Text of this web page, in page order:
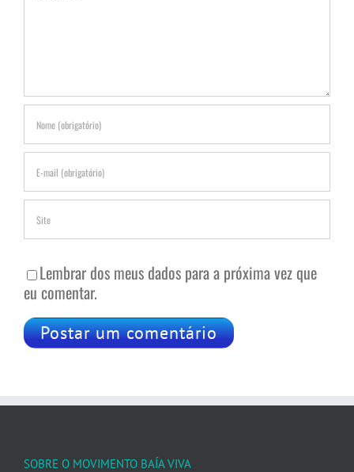
Lembrar dos meus dados para a próxima vez que
eu comentar.
SOBRE O MOVIMENTO BAÍA VIVA